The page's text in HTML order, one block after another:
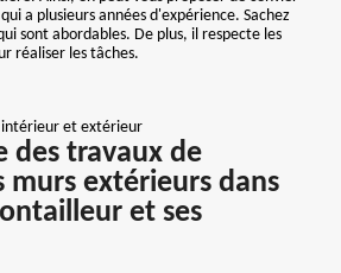
a plusieurs années d'expérience. Sachez
sont abordables. De plus, il respecte les
réaliser les tâches.
des travaux de
murs extérieurs dans
et ses